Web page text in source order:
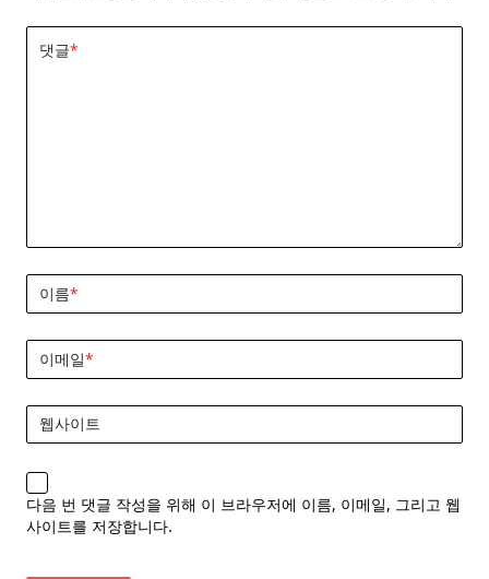
댓글*
이름*
이메일*
웹사이트
다음 번 댓글 작성을 위해 이 브라우저에 이름, 이메일, 그리고 웹
사이트를 저장합니다.